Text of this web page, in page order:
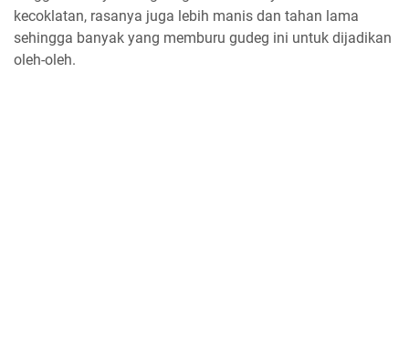
kecoklatan, rasanya juga lebih manis dan tahan lama
sehingga banyak yang memburu gudeg ini untuk dijadikan
oleh-oleh.